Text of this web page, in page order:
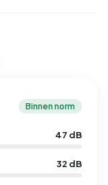
Binnen norm
47 dB
32 dB